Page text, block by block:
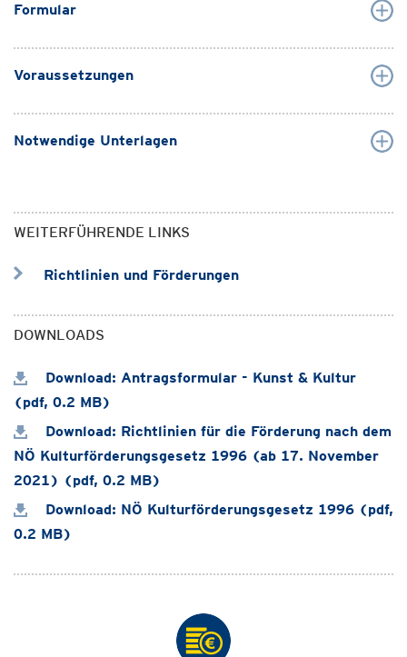
Formular
Voraussetzungen
Notwendige Unterlagen
WEITERFÜHRENDE LINKS
Richtlinien und Förderungen
DOWNLOADS
Download: Antragsformular - Kunst & Kultur
(pdf, 0.2 MB)
Download: Richtlinien für die Förderung nach dem
NÖ Kulturförderungsgesetz 1996 (ab 17. November
2021) (pdf, 0.2 MB)
Download: NÖ Kulturförderungsgesetz 1996 (pdf,
0.2 MB)